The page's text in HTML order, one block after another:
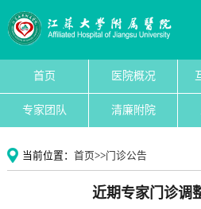
首页 医院概况
专家团队 清廉附院
当前位置： 首页>>门诊公告
近期专家门诊调